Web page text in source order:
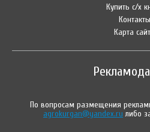
Купить с/х
Контакты
Карта
По вопросам размещения
agrokurgan@yandex.ru либо